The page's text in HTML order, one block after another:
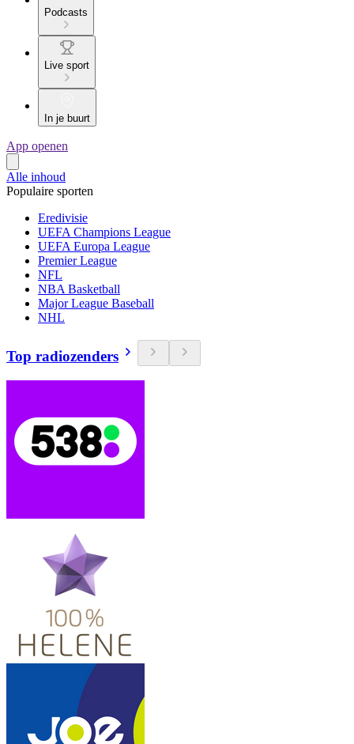
Podcasts
Live sport
In je buurt
App openen
Alle inhoud
Populaire sporten
Eredivisie
UEFA Champions League
UEFA Europa League
Premier League
NFL
NBA Basketball
Major League Baseball
NHL
Top radiozenders